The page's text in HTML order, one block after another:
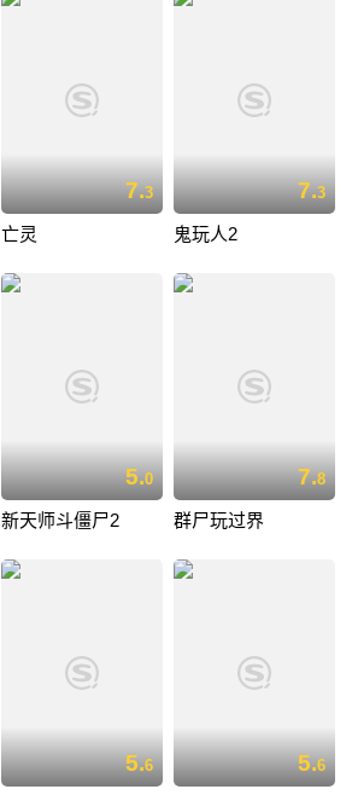
7.3
亡灵
7.3
鬼玩人2
5.0
新天师斗僵尸2
7.8
群尸玩过界
5.6 5.6